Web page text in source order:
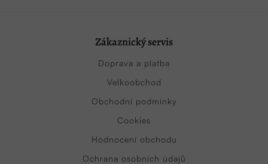
Zákaznický servis
Doprava a platba
Velkoobchod
Obchodní podmínky
Cookies
Hodnocení obchodu
Ochrana osobních údajů